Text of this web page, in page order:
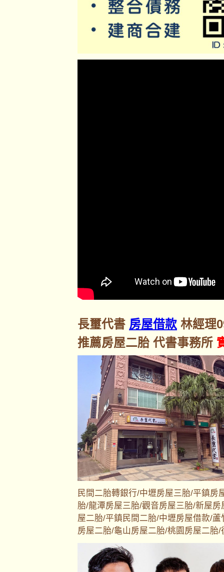
長璽代書 房屋借款 林經理
推薦房屋二胎 代書事務所
民間二胎轉銀行/中壢房屋三胎/平鎮房
胎/龍潭房屋三胎/觀音房屋三胎/新屋
屋二胎/平鎮民間二胎/中壢房屋借款/
房屋二胎/龜山房屋二胎/桃園房屋二胎/